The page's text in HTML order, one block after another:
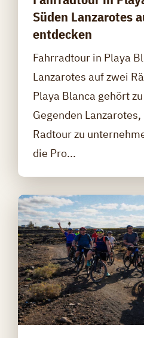
Süden Lanzarotes
entdecken
Fahrradtour in Playa
Lanzarotes auf zwei
Playa Blanca gehört
Gegenden
Radtour zu
die Pro...